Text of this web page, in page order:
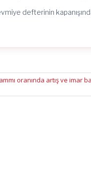
defterinin
oranında artış ve imar